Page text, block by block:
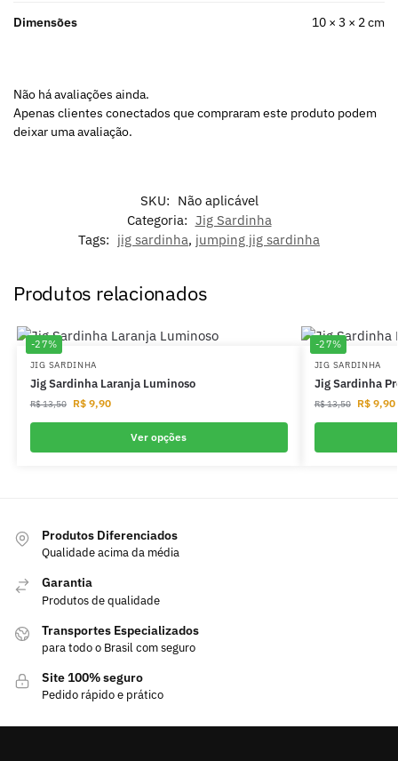
Dimensões 10 × 3 × 2 cm
Não há avaliações ainda.
Apenas clientes conectados que compraram este produto podem
deixar uma avaliação.
SKU: Não aplicável
Categoria: Jig Sardinha
Tags: jig sardinha, jumping jig sardinha
Produtos relacionados
-27%
JIG SARDINHA
Jig Sardinha Laranja Luminoso
R$13,50 R$9,90
Ver opções
-27%
JIG SARDINHA
Jig Sardinha
R$13,50 R$9,90
Produtos Diferenciados
Qualidade acima da média
Garantia
Produtos de qualidade
Transportes Especializados
para todo o Brasil com seguro
Site 100% seguro
Pedido rápido e prático